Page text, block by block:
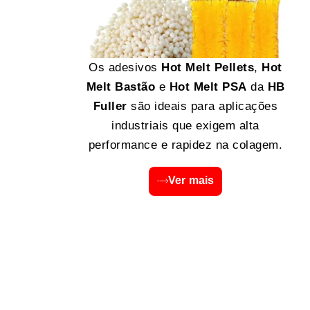
Os adesivos Hot Melt Pellets, Hot
Melt Bastão e Hot Melt PSA da HB
Fuller são ideais para aplicações
industriais que exigem alta
performance e rapidez na colagem.
Ver mais